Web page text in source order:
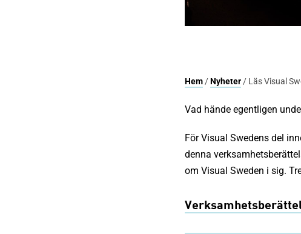
Hem/Nyheter/ Läs Visual
Vad hände egentligen
För Visual Swedens del
denna
om Visual Sweden i sig.